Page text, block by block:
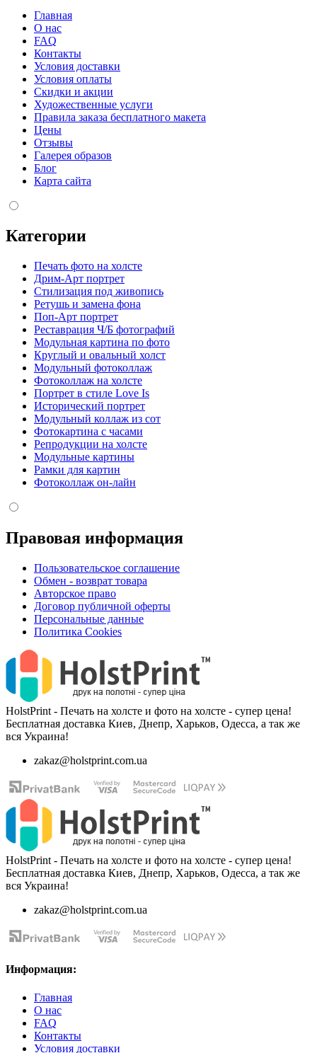
Главная
О нас
FAQ
Контакты
Условия доставки
Условия оплаты
Скидки и акции
Художественные услуги
Правила заказа бесплатного макета
Цены
Отзывы
Галерея образов
Блог
Карта сайта
Категории
Печать фото на холсте
Дрим-Арт портрет
Стилизация под живопись
Ретушь и замена фона
Поп-Арт портрет
Реставрация Ч/Б фотографий
Модульная картина по фото
Круглый и овальный холст
Модульный фотоколлаж
Фотоколлаж на холсте
Портрет в стиле Love Is
Исторический портрет
Модульный коллаж из сот
Фотокартина с часами
Репродукции на холсте
Модульные картины
Рамки для картин
Фотоколлаж он-лайн
Правовая информация
Пользовательское соглашение
Обмен - возврат товара
Авторское право
Договор публичной оферты
Персональные данные
Политика Cookies
HolstPrint - Печать на холсте и фото на холсте - супер цена!
Бесплатная доставка Киев, Днепр, Харьков, Одесса, а так же
вся Украина!
zakaz@holstprint.com.ua
HolstPrint - Печать на холсте и фото на холсте - супер цена!
Бесплатная доставка Киев, Днепр, Харьков, Одесса, а так же
вся Украина!
zakaz@holstprint.com.ua
Информация:
Главная
О нас
FAQ
Контакты
Условия доставки